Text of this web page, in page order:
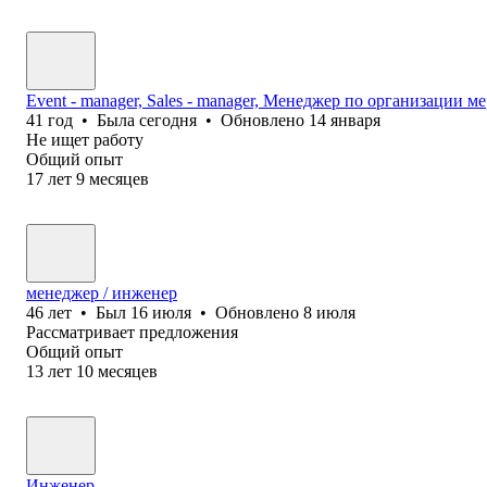
Event - manager, Sales - manager, Менеджер по организации
41 год • Была сегодня • Обновлено 14 января
Не ищет работу
Общий опыт
17 лет 9 месяцев
менеджер / инженер
46 лет • Был 16 июля • Обновлено 8 июля
Рассматривает предложения
Общий опыт
13 лет 10 месяцев